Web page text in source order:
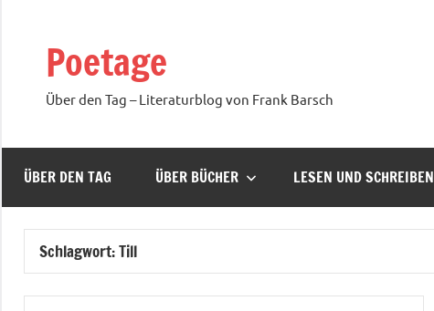
springenPoetage
Über den Tag – Literaturblog von Frank Barsch
ÜBER DEN TAG ÜBER BÜCHER LESEN UND SCHREIBEN
Schlagwort:Till